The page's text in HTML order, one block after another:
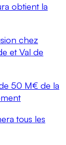
obtient la
chez
et Val de
50 M€ de la
tous les